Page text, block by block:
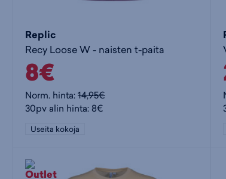
Replic
Recy Loose W - naisten t-paita
8€
Norm. hinta:14,95€
30pv alin hinta: 8€
Useita kokoja